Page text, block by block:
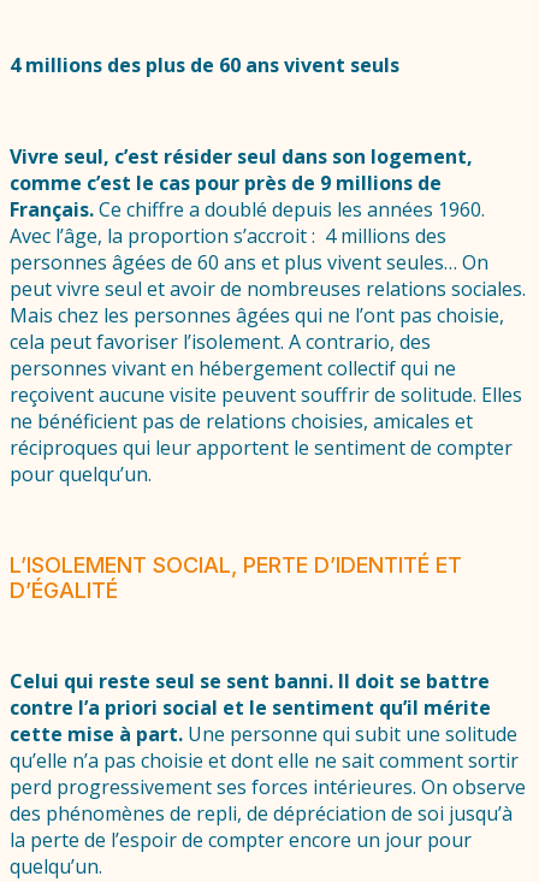
4 millions des plus de 60 ans vivent seuls
Vivre seul, c’est résider seul dans son logement,
comme c’est le cas pour près de 9 millions de
Français.Ce chiffre a doublé depuis les années 1960.
Avec l’âge, la proportion s’accroit : 4 millions des
personnes âgées de 60 ans et plus vivent seules… On
peut vivre seul et avoir de nombreuses relations sociales.
Mais chez les personnes âgées qui ne l’ont pas choisie,
cela peut favoriser l’isolement. A contrario, des
personnes vivant en hébergement collectif qui ne
reçoivent aucune visite peuvent souffrir de solitude. Elles
ne bénéficient pas de relations choisies, amicales et
réciproques qui leur apportent le sentiment de compter
pour quelqu’un.
L’ISOLEMENT SOCIAL, PERTE D’IDENTITÉ ET
D’ÉGALITÉ
Celui qui reste seul se sent banni. Il doit se battre
contre l’a priori social et le sentiment qu’il mérite
cette mise à part. Une personne qui subit une solitude
qu’elle n’a pas choisie et dont elle ne sait comment sortir
perd progressivement ses forces intérieures. On observe
des phénomènes de repli, de dépréciation de soi jusqu’à
la perte de l’espoir de compter encore un jour pour
quelqu’un.